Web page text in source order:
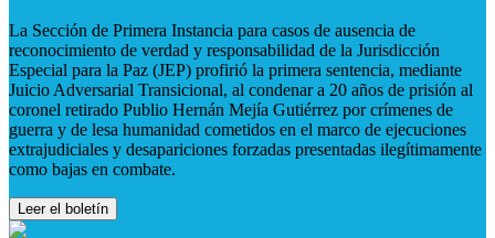
La Sección de Primera Instancia para casos de ausencia de
reconocimiento de verdad y responsabilidad de la Jurisdicción
Especial para la Paz (JEP) profirió la primera sentencia, mediante
Juicio Adversarial Transicional, al condenar a 20 años de prisión al
coronel retirado Publio Hernán Mejía Gutiérrez por crímenes de
guerra y de lesa humanidad cometidos en el marco de ejecuciones
extrajudiciales y desapariciones forzadas presentadas ilegítimamente
como bajas en combate.
Leer el boletín